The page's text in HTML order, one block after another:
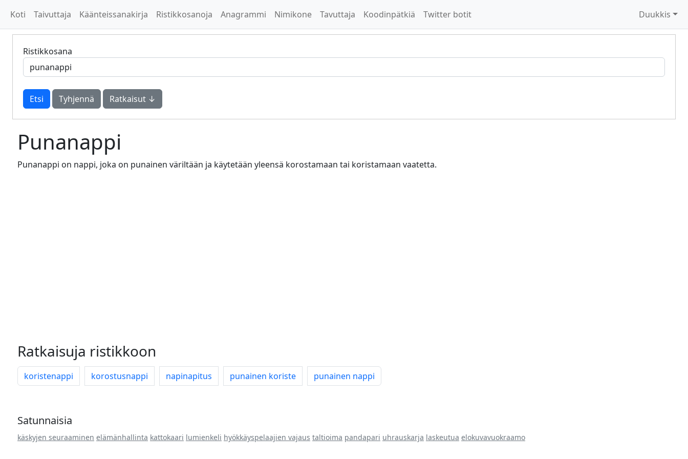
Koti Taivuttaja Käänteissanakirja Ristikkosanoja Anagrammi Nimikone Tavuttaja Koodinpätkiä Twitter botit Duukkis
Ristikkosana
Tyhjennä Ratkaisut ↓
Punanappi
Punanappi on nappi, joka on punainen väriltään ja käytetään yleensä korostamaan tai koristamaan vaatetta.
Ratkaisuja ristikkoon
koristenappi korostusnappi napinapitus punainen koriste punainen nappi
Satunnaisia
käskyjen seuraaminen elämänhallinta kattokaari lumienkeli hyökkäyspelaajien vajaus taltioima pandapari uhrauskarja laskeutua elokuvavuokraamo